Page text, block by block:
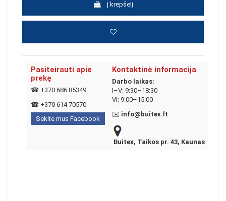
Į krepšelį
Pasiteirauti apie
prekę
☎ +370 686 85349
☎ +370 614 70570
Sekite mus Facebook
Kontaktinė informacija
Darbo laikas:
I–V: 9:30–18:30
VI: 9:00–15:00
✉️ info@buitex.lt
Buitex, Taikos pr. 43, Kaunas